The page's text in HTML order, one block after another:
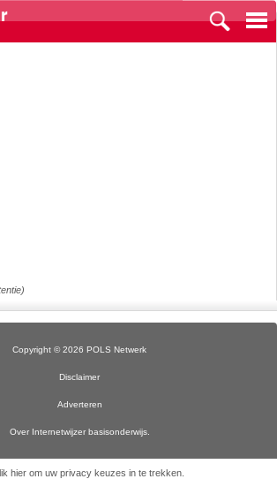
Copyright © 2026 POLS Netwerk
Disclaimer
Adverteren
Over Internetwijzer basisonderwijs.
hier om uw privacy keuzes in te trekken.